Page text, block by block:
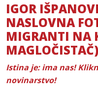
IGOR
NASLOVNA
MIGRANTI NA
MAGLOČISTAČ)
Istina je: ima nas!
novinarstvo!